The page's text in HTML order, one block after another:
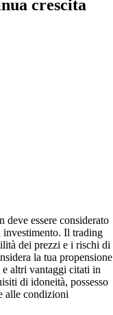
crescita
deve essere considerato
investimento. Il trading
dei prezzi e i rischi di
la tua propensione
altri vantaggi citati in
di idoneità, possesso
alle condizioni